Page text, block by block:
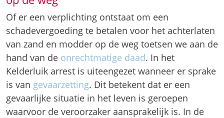
Of er een verplichting ontstaat om een
schadevergoeding te betalen voor het achterlaten
van zand en modder op de weg toetsen we aan de
hand van de onrechtmatige daad. In het
Kelderluik arrest is uiteengezet wanneer er sprake
is van gevaarzetting. Dit betekent dat er een
gevaarlijke situatie in het leven is geroepen
waarvoor de veroorzaker aansprakelijk is. In de